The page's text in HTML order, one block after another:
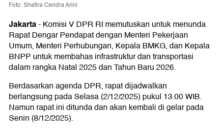
Foto: Shafira Cendra Arini
Jakarta-Komisi V DPR RI memutuskan untuk menunda
Rapat Dengar Pendapat dengan Menteri Pekerjaan
Umum, Menteri Perhubungan, Kepala BMKG, dan Kepala
BNPP untuk membahas infrastruktur dan transportasi
dalam rangka Natal 2025 dan Tahun Baru 2026.
Berdasarkan agenda DPR, rapat dijadwalkan
berlangsung pada Selasa (2/12/2025) pukul 13.00 WIB.
Namun rapat ini ditunda dan akan kembali di gelar pada
Senin (8/12/2025).